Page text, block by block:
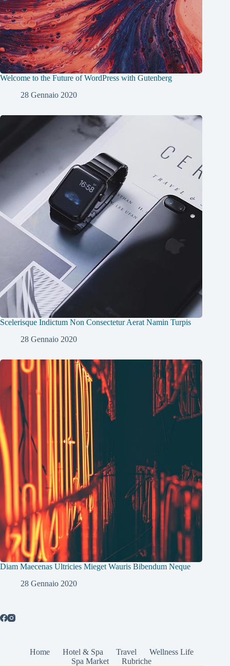
Welcome to the Future of WordPress with Gutenberg
28 Gennaio 2020
Scelerisque Indictum Non Consectetur Aerat Namin Turpis
28 Gennaio 2020
Diam Maecenas Ultricies Mieget Wauris Bibendum Neque
28 Gennaio 2020
Home Hotel & Spa Travel
Wellness Life
Spa Market
Rubriche